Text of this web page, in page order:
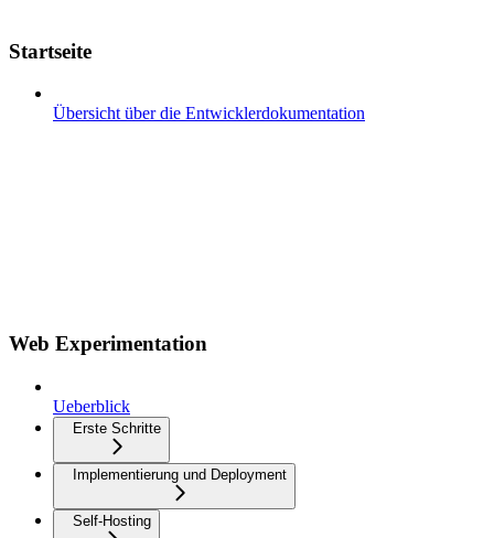
Startseite
Übersicht über die Entwicklerdokumentation
Web Experimentation
Ueberblick
Erste Schritte
Implementierung und Deployment
Self-Hosting